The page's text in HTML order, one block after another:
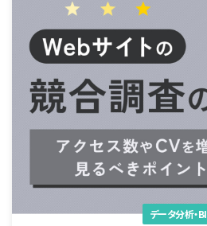
データ分析・BI